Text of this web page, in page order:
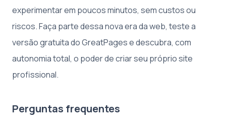
experimentar em poucos minutos, sem custos ou
riscos. Faça parte dessa nova era da web, teste a
versão gratuita do GreatPages e descubra, com
autonomia total, o poder de criar seu próprio site
profissional.
Perguntas frequentes